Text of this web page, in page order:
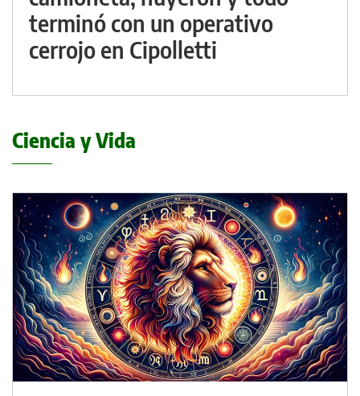
terminó con un operativo
cerrojo en Cipolletti
Ciencia y Vida